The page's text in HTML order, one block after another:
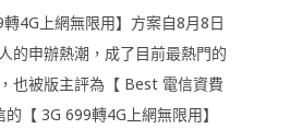
4G上網無限用】方案自8月8日
的申辦熱潮，成了目前最熱門的
也被版主評為【 Best 電信資費
【 3G 699轉4G上網無限用】